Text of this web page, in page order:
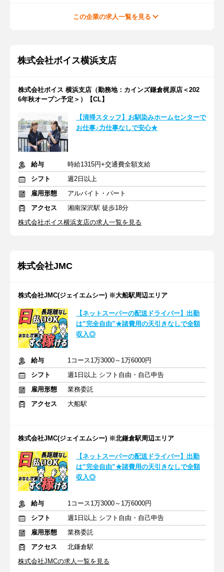
この企業の求人一覧を見る
株式会社ボイス横浜支店
株式会社ボイス 横浜支店（勤務地：カインズ鎌倉梶原店＜202
6年秋オープン予定＞）【CL】
【清掃スタッフ】お馴染みホームセンターで
お仕事♪力仕事なしで安心★
給与
時給1315円+交通費全額支給
シフト
週2日以上
雇用形態
アルバイト・パート
アクセス
湘南深沢駅 徒歩18分
株式会社ボイス横浜支店の求人一覧を見る
株式会社JMC
株式会社JMC(ジェイエムシー) ※大船駅周辺エリア
【ネットスーパーの配送ドライバー】出勤
は”完全自由”★諸費用の天引きなしで全額
収入◎
給与
1コース1万3000～1万6000円
シフト
週1日以上 シフト自由・自己申告
雇用形態
業務委託
アクセス
大船駅
株式会社JMC(ジェイエムシー) ※北鎌倉駅周辺エリア
【ネットスーパーの配送ドライバー】出勤
は”完全自由”★諸費用の天引きなしで全額
収入◎
給与
1コース1万3000～1万6000円
シフト
週1日以上 シフト自由・自己申告
雇用形態
業務委託
アクセス
北鎌倉駅
株式会社JMCの求人一覧を見る